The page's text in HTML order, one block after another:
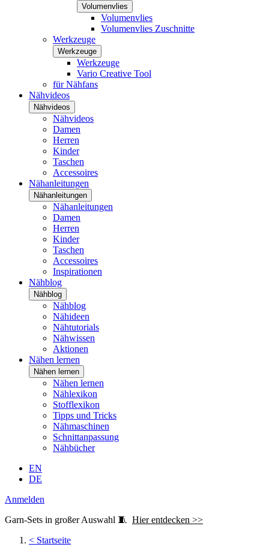
Volumenvlies
Volumenvlies
Volumenvlies Zuschnitte
Werkzeuge
Werkzeuge
Werkzeuge
Vario Creative Tool
für Nähfans
Nähvideos
Nähvideos
Nähvideos
Damen
Herren
Kinder
Taschen
Accessoires
Nähanleitungen
Nähanleitungen
Nähanleitungen
Damen
Herren
Kinder
Taschen
Accessoires
Inspirationen
Nähblog
Nähblog
Nähblog
Nähideen
Nähtutorials
Nähwissen
Aktionen
Nähen lernen
Nähen lernen
Nähen lernen
Nählexikon
Stofflexikon
Tipps und Tricks
Nähmaschinen
Schnittanpassung
Nähbücher
EN
DE
Anmelden
Garn-Sets in großer Auswahl 🧵 Hier entdecken >>
< Startseite